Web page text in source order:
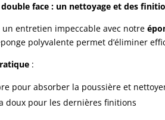
face : un nettoyage et des
entretien impeccable avec notre
polyvalente permet d’éliminer
:
pour absorber la poussière et
doux pour les dernières finitions